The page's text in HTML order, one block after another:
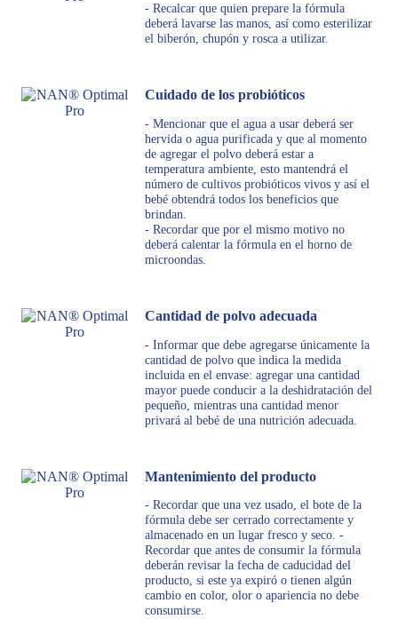
- Recalcar que quien prepare la fórmula
deberá lavarse las manos, así como esterilizar
el biberón, chupón y rosca a utilizar.
Cuidado de los probióticos
- Mencionar que el agua a usar deberá ser
hervida o agua purificada y que al momento
de agregar el polvo deberá estar a
temperatura ambiente, esto mantendrá el
número de cultivos probióticos vivos y así el
bebé obtendrá todos los beneficios que
brindan.
- Recordar que por el mismo motivo no
deberá calentar la fórmula en el horno de
microondas.
Cantidad de polvo adecuada
- Informar que debe agregarse únicamente la
cantidad de polvo que indica la medida
incluida en el envase: agregar una cantidad
mayor puede conducir a la deshidratación del
pequeño, mientras una cantidad menor
privará al bebé de una nutrición adecuada.
Mantenimiento del producto
- Recordar que una vez usado, el bote de la
fórmula debe ser cerrado correctamente y
almacenado en un lugar fresco y seco. -
Recordar que antes de consumir la fórmula
deberán revisar la fecha de caducidad del
producto, si este ya expiró o tienen algún
cambio en color, olor o apariencia no debe
consumirse.